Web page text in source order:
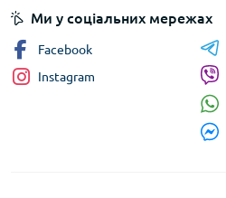
Ми у соціальних мережах
Facebook
Instagram